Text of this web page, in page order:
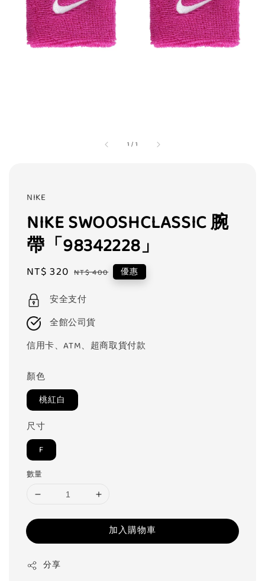
1 / 1
NIKE
NIKE SWOOSHCLASSIC 腕
帶「98342228」
Sale
NT$ 320 Regular
NT$ 400 優惠
安全支付
全館公司貨
信用卡、ATM、超商取貨付款
顏色
桃紅白
尺寸
F
數量
加入購物車
分享